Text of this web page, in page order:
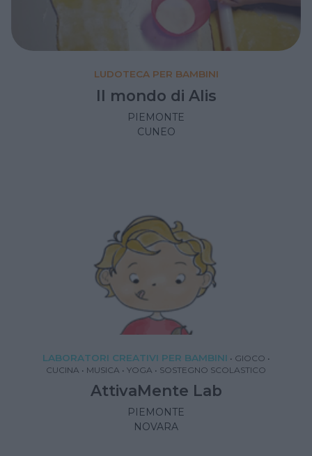
LUDOTECA PER BAMBINI
Il mondo di Alis
PIEMONTE
CUNEO
LABORATORI CREATIVI PER BAMBINI • GIOCO •
CUCINA • MUSICA • YOGA • SOSTEGNO SCOLASTICO
AttivaMente Lab
PIEMONTE
NOVARA